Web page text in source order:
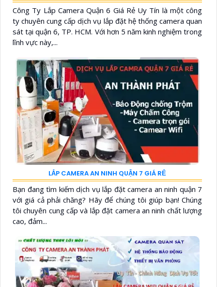
Công Ty Lắp Camera Quận 6 Giá Rẻ Uy Tín là một công
ty chuyên cung cấp dịch vụ lắp đặt hệ thống camera quan
sát tại quận 6, TP. HCM. Với hơn 5 năm kinh nghiệm trong
lĩnh vực này,...
LẮP CAMERA AN NINH QUẬN 7 GIÁ RẺ
Bạn đang tìm kiếm dịch vụ lắp đặt camera an ninh quận 7
với giá cả phải chăng? Hãy để chúng tôi giúp bạn! Chúng
tôi chuyên cung cấp và lắp đặt camera an ninh chất lượng
cao, đảm...